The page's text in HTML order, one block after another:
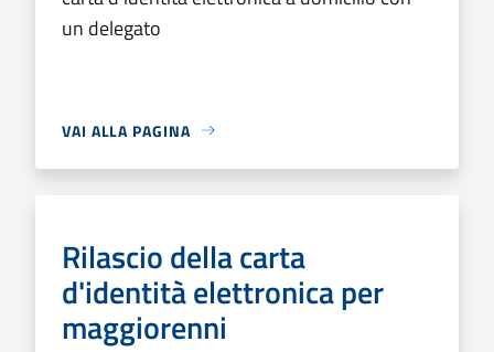
un delegato
VAI ALLA PAGINA
Rilascio della carta
d'identità elettronica per
maggiorenni